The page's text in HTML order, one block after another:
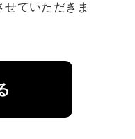
ていただきま